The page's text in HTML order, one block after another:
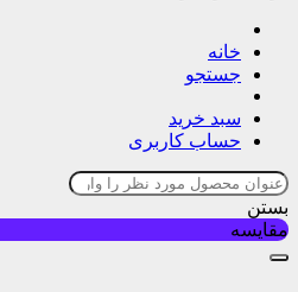
خانه
جستجو
سبد خرید
حساب کاربری
بستن
مقایسه